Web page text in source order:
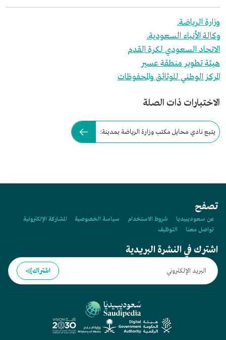
وزارة الرياضة.
وكالة الأنباء السعودية.
الاتحاد السعودي لكرة القدم
هيئة تطوير منطقة عسير
المركز الوطني للوثائق والمحفوظات
الاختبارات ذات الصلة
يتبع نادي محايل مكتب وزارة الرياضة بمدينة:
تصفح
عن سعوديبيديا شروط الاستخدام سياسة الخصوصية
المشاركة الإلكترونية
تواصل معنا
التوظيف
اشترك في النشرة البريدية
اشتراك